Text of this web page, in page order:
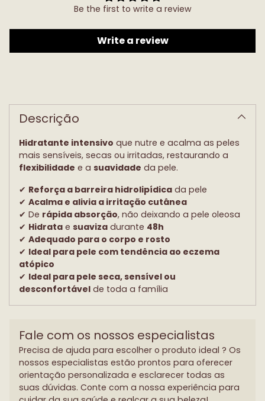
Be the first to write a review
Write a review
product
cart
Descrição
Hidratante intensivo que nutre e acalma as peles
mais sensíveis, secas ou irritadas, restaurando a
flexibilidade e a suavidade da pele.
✔ Reforça a barreira hidrolipídica da pele
✔ Acalma e alivia a irritação cutânea
✔ De rápida absorção, não deixando a pele oleosa
✔ Hidrata e suaviza durante 48h
✔ Adequado para o corpo e rosto
✔ Ideal para pele com tendência ao eczema
atópico
✔ Ideal para pele seca, sensível ou
desconfortável de toda a família
Fale com os nossos especialistas
Precisa de ajuda para escolher o produto ideal ? Os
nossos especialistas estão prontos para oferecer
orientação personalizada e esclarecer todas as
suas dúvidas. Conte com a nossa experiência para